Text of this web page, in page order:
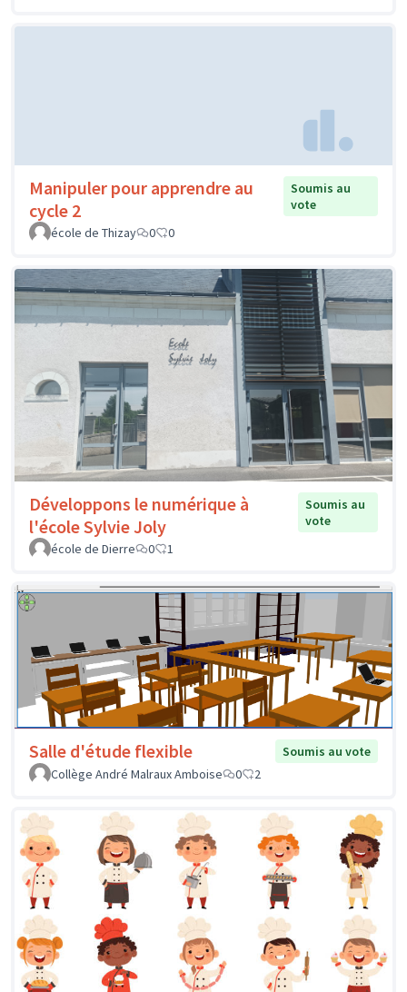
Manipuler pour apprendre au
cycle 2
Soumis au
vote
école de Thizay
0 0
Développons le numérique à
l'école Sylvie Joly
Soumis au
vote
école de Dierre
0 1
Salle d'étude flexible
Soumis au vote
Collège André Malraux Amboise
0 2